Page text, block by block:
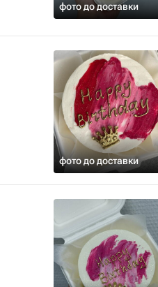
фото до доставки
фото до доставки